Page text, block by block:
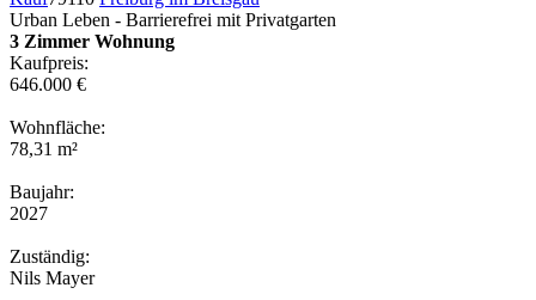
Urban Leben - Barrierefrei mit Privatgarten
3 Zimmer Wohnung
Kaufpreis:
646.000 €
Wohnfläche:
78,31 m²
Baujahr:
2027
Zuständig:
Nils Mayer